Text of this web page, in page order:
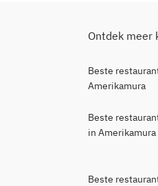
Ontdek meer
Beste
Amerikamura
Beste
in Amerikamura
Beste